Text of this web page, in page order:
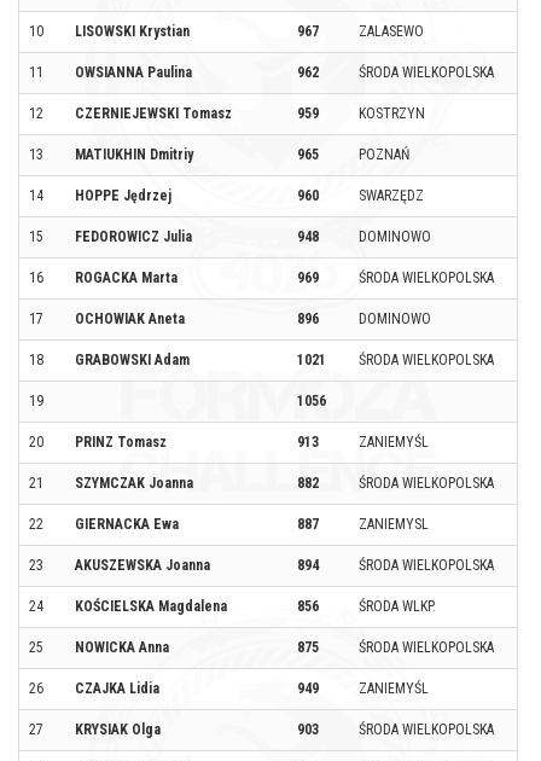
10 LISOWSKI Krystian 967 ZALASEWO
11 OWSIANNA Paulina 962 ŚRODA WIELKOPOLSKA
12 CZERNIEJEWSKI Tomasz 959 KOSTRZYN
13 MATIUKHIN Dmitriy 965 POZNAŃ
14 HOPPE Jędrzej 960 SWARZĘDZ
15 FEDOROWICZ Julia 948 DOMINOWO
16 ROGACKA Marta 969 ŚRODA WIELKOPOLSKA
17 OCHOWIAK Aneta 896 DOMINOWO
18 GRABOWSKI Adam 1021 ŚRODA WIELKOPOLSKA
19 1056
20 PRINZ Tomasz 913 ZANIEMYŚL
21 SZYMCZAK Joanna 882 ŚRODA WIELKOPOLSKA
22 GIERNACKA Ewa 887 ZANIEMYSL
23 AKUSZEWSKA Joanna 894 ŚRODA WIELKOPOLSKA
24 KOŚCIELSKA Magdalena 856 ŚRODA WLKP.
25 NOWICKA Anna 875 ŚRODA WIELKOPOLSKA
26 CZAJKA Lidia 949 ZANIEMYŚL
27 KRYSIAK Olga 903 ŚRODA WIELKOPOLSKA